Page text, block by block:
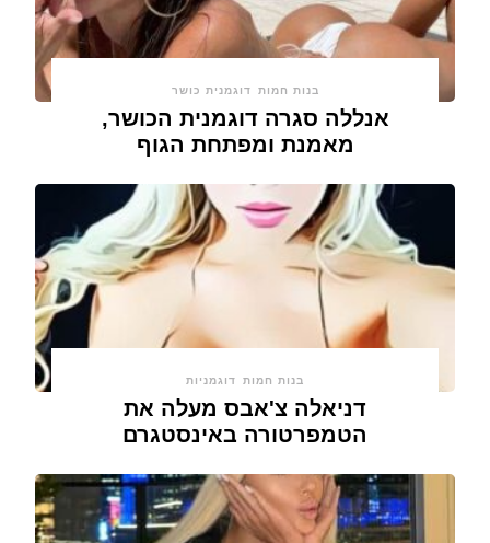
בנות חמות דוגמנית כושר
אנללה סגרה דוגמנית הכושר,
מאמנת ומפתחת הגוף
בנות חמות דוגמניות
דניאלה צ'אבס מעלה את
הטמפרטורה באינסטגרם